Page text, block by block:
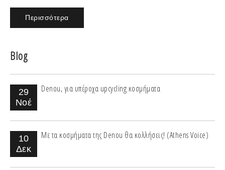
Περισσότερα
Blog
29
Νοέ
Denou, για υπέροχα upcycling κοσμήματα
10
Δεκ
Με τα κοσμήματα της Denou θα κολλήσεις! (Athens Voice)